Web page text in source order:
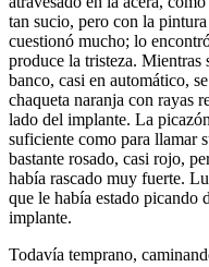
tan sucio, pero con la
cuestionó mucho; lo
produce la tristeza. Mientras
banco, casi en automático,
chaqueta naranja con rayas
lado del implante. La
suficiente como para llamar
bastante rosado, casi rojo,
había rascado muy fuerte.
que le había estado picando
implante.
Todavía temprano,